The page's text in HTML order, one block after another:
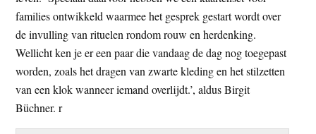
families ontwikkeld waarmee het gesprek gestart wordt over
de invulling van rituelen rondom rouw en herdenking.
Wellicht ken je er een paar die vandaag de dag nog toegepast
worden, zoals het dragen van zwarte kleding en het stilzetten
van een klok wanneer iemand overlijdt.’, aldus Birgit
Büchner. r